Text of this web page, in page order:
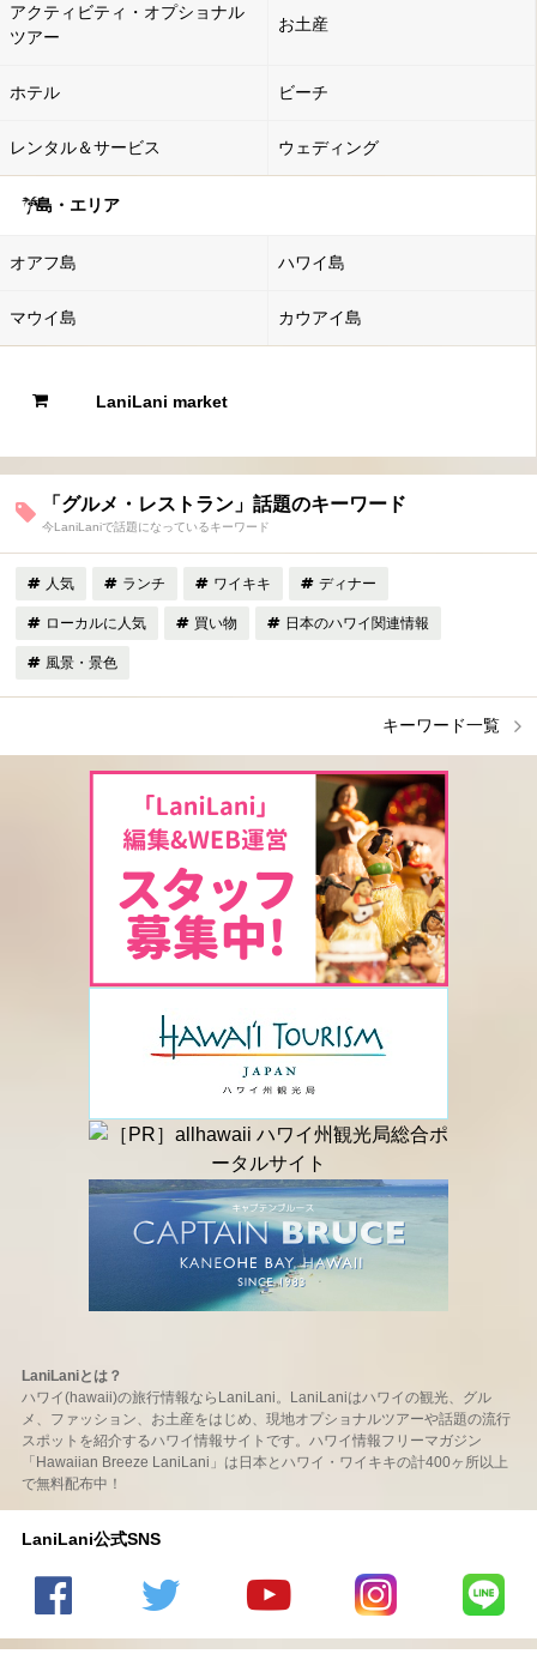
アクティビティ・オプショナル
ツアー
お土産
ホテル ビーチ
レンタル＆サービス ウェディング
島・エリア
オアフ島 ハワイ島
マウイ島 カウアイ島
LaniLani market
「グルメ・レストラン」話題のキーワード
今LaniLaniで話題になっているキーワード
人気 ランチ ワイキキ ディナー
ローカルに人気 買い物 日本のハワイ関連情報
風景・景色
キーワード一覧
LaniLaniとは？
ハワイ(hawaii)の旅行情報ならLaniLani。LaniLaniはハワイの観光、グル
メ、ファッション、お土産をはじめ、現地オプショナルツアーや話題の流行
スポットを紹介するハワイ情報サイトです。ハワイ情報フリーマガジン
「Hawaiian Breeze LaniLani」は日本とハワイ・ワイキキの計400ヶ所以上
で無料配布中！
LaniLani公式SNS
LaniLani
LaniLani